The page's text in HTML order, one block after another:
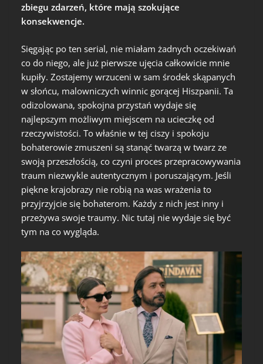
zbiegu zdarzeń, które mają szokujące
konsekwencje.
Sięgając po ten serial, nie miałam żadnych oczekiwań
co do niego, ale już pierwsze ujęcia całkowicie mnie
kupiły. Zostajemy wrzuceni w sam środek skąpanych
w słońcu, malowniczych winnic gorącej Hiszpanii. Ta
odizolowana, spokojna przystań wydaje się
najlepszym możliwym miejscem na ucieczkę od
rzeczywistości. To właśnie w tej ciszy i spokoju
bohaterowie zmuszeni są stanąć twarzą w twarz ze
swoją przeszłością, co czyni proces przepracowywania
traum niezwykle autentycznym i poruszającym. Jeśli
piękne krajobrazy nie robią na was wrażenia to
przyjrzyjcie się bohaterom. Każdy z nich jest inny i
przeżywa swoje traumy. Nic tutaj nie wydaje się być
tym na co wygląda.